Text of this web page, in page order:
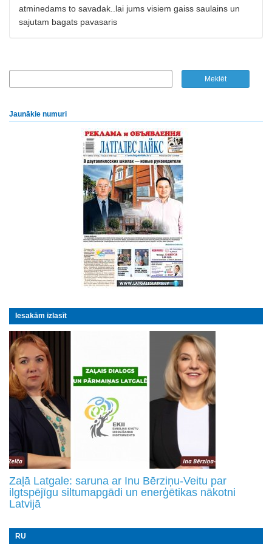
atminedams to savadak..lai jums visiem gaiss saulains un
sajutam bagats pavasaris
Jaunākie numuri
Iesakām izlasīt
Zaļā Latgale: saruna ar Inu Bērziņu-Veitu par
ilgtspējīgu siltumapgādi un enerģētikas nākotni
Latvijā
RU